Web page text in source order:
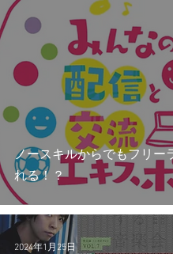
ノースキルからでもフリー
れる！？
2024年1月25日